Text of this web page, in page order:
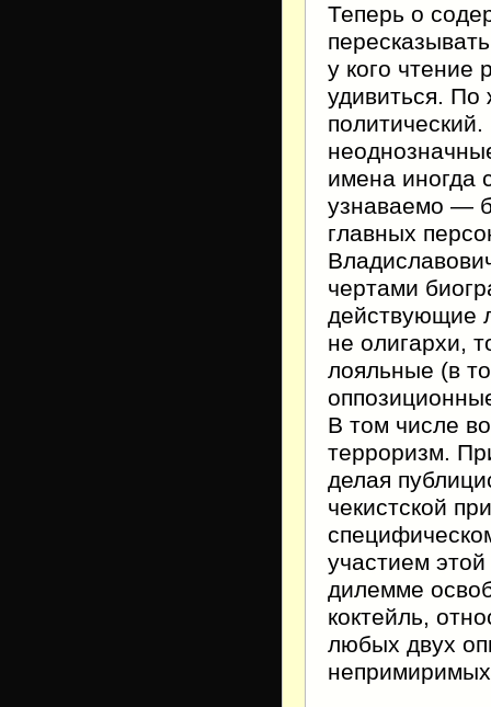
Теперь о
у кого чтение
удивиться.
имена иногда
узнаваемо —
главных
чертами
действующие
не олигархи,
лояльные (в
В том числе
терроризм.
делая
чекистской
участием
дилемме
коктейль,
любых двух